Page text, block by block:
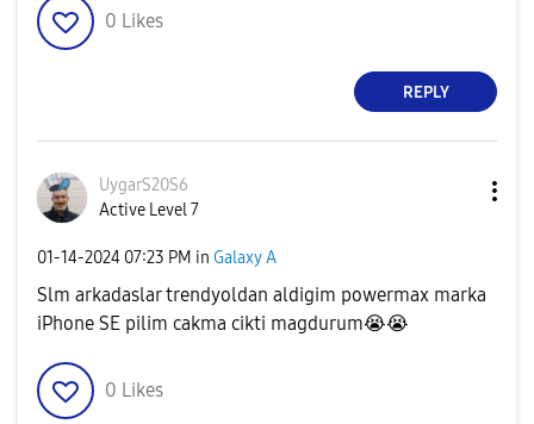
0 Likes
REPLY
UygarS20S6
Active Level 7
‎01-14-2024 07:23 PM in Galaxy A
Slm arkadaslar trendyoldan aldigim powermax marka
iPhone SE pilim cakma cikti magdurum😭😭
0 Likes